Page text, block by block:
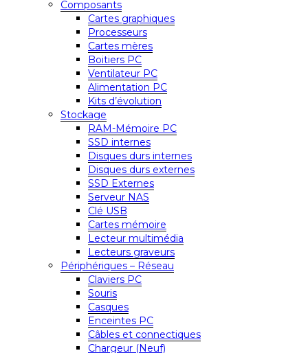
Composants
Cartes graphiques
Processeurs
Cartes mères
Boitiers PC
Ventilateur PC
Alimentation PC
Kits d’évolution
Stockage
RAM-Mémoire PC
SSD internes
Disques durs internes
Disques durs externes
SSD Externes
Serveur NAS
Clé USB
Cartes mémoire
Lecteur multimédia
Lecteurs graveurs
Périphériques – Réseau
Claviers PC
Souris
Casques
Enceintes PC
Câbles et connectiques
Chargeur (Neuf)